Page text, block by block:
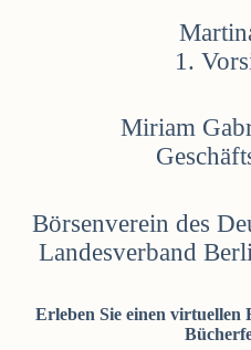
1.
Miriam
Börsenverein des
Landesverband
Erleben Sie einen virtuellen